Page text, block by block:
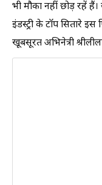
भी मौका नहीं छोड़ रहें
इंडस्ट्री के टॉप सितारे इस
खूबसूरत अभिनेत्री